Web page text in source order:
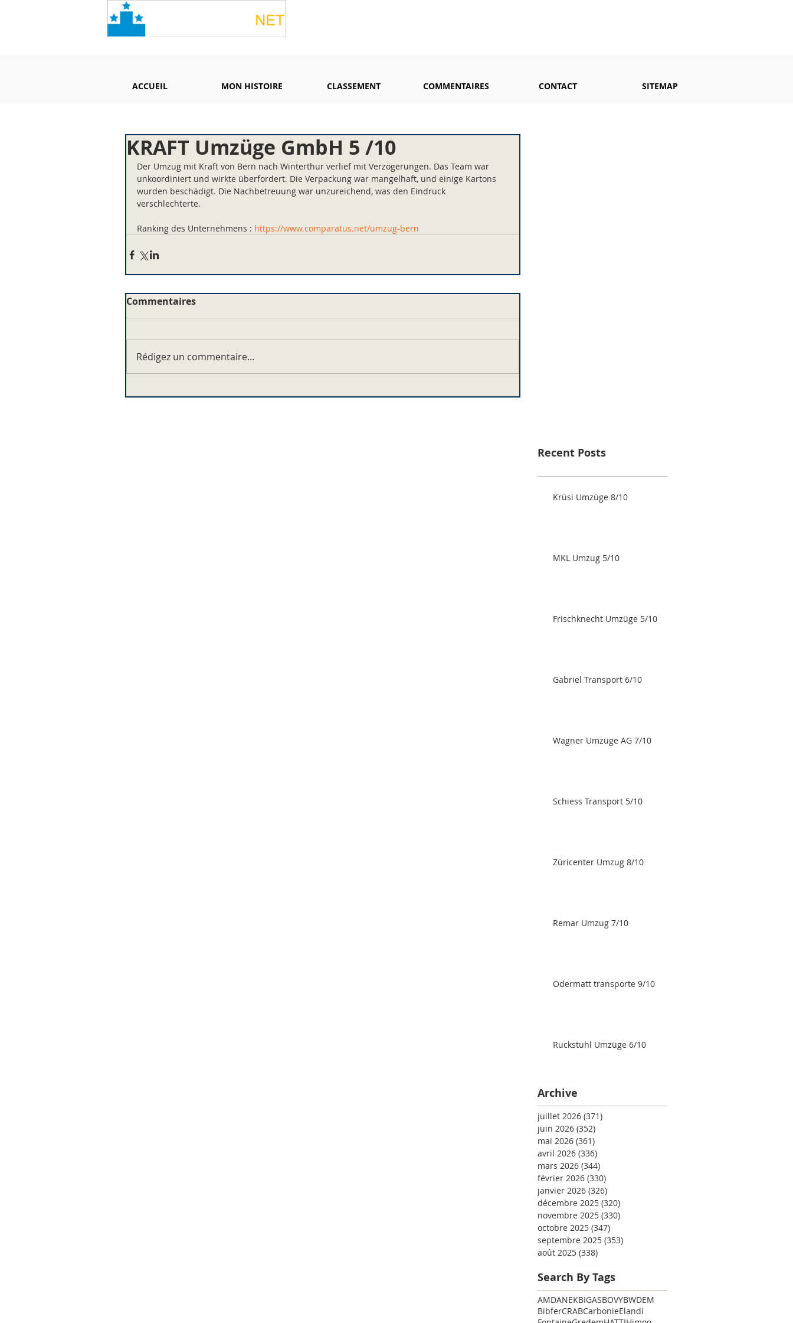
ACCUEIL MON HISTOIRE CLASSEMENT COMMENTAIRES CONTACT SITEMAP
KRAFT Umzüge GmbH 5 /10
Der Umzug mit Kraft von Bern nach Winterthur verlief mit Verzögerungen. Das Team war
unkoordiniert und wirkte überfordert. Die Verpackung war mangelhaft, und einige Kartons
wurden beschädigt. Die Nachbetreuung war unzureichend, was den Eindruck
verschlechterte.
Ranking des Unternehmens : https://www.comparatus.net/umzug-bern
Commentaires
Rédigez un commentaire...
Recent Posts
Krüsi Umzüge 8/10
MKL Umzug 5/10
Frischknecht Umzüge 5/10
Gabriel Transport 6/10
Wagner Umzüge AG 7/10
Schiess Transport 5/10
Züricenter Umzug 8/10
Remar Umzug 7/10
Odermatt transporte 9/10
Ruckstuhl Umzüge 6/10
Archive
juillet 2026 (371)
juin 2026 (352)
mai 2026 (361)
avril 2026 (336)
mars 2026 (344)
février 2026 (330)
janvier 2026 (326)
décembre 2025 (320)
novembre 2025 (330)
octobre 2025 (347)
septembre 2025 (353)
août 2025 (338)
Search By Tags
AMDANEKBIGASBOVYBWDEM
BibferCRABCarbonieElandi